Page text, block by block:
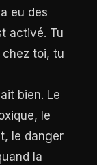
eu des
activé. Tu
toi, tu
bien. Le
le
le danger
la